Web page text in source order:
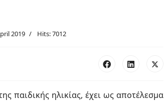
2019 Hits: 7012
παιδικής ηλικίας, έχει ως αποτέλεσμα